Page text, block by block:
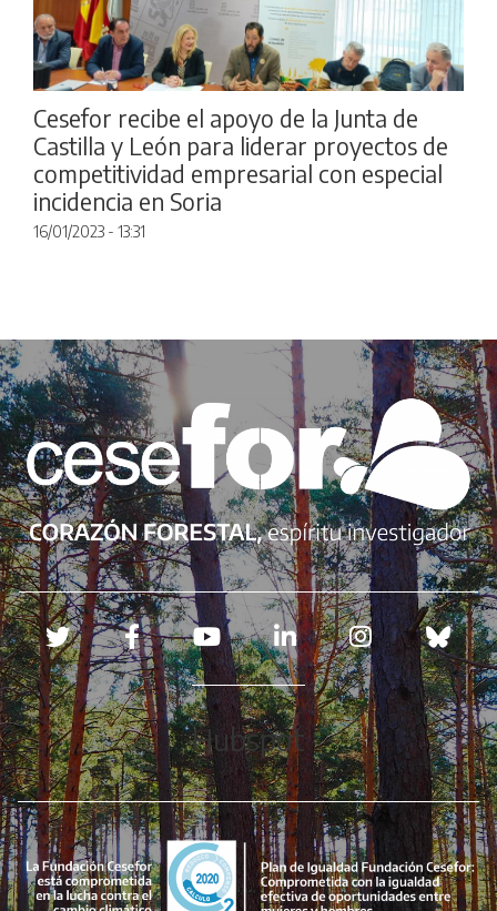
Cesefor recibe el apoyo de la Junta de
Castilla y León para liderar proyectos de
competitividad empresarial con especial
incidencia en Soria
16/01/2023 - 13:31
Redes sociales
Hubspot